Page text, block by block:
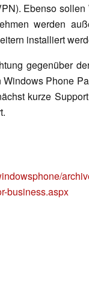
Ebenso
werden
installiert
gegenüber
Phone
kurze
business.aspx